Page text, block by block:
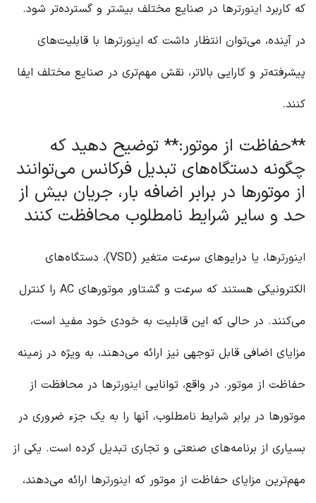
که کاربرد اینورترها در صنایع مختلف بیشتر و گسترده‌تر شود.
در آینده، می‌توان انتظار داشت که اینورترها با قابلیت‌های
پیشرفته‌تر و کارایی بالاتر، نقش مهم‌تری در صنایع مختلف ایفا
کنند.
**حفاظت از موتور:** توضیح دهید که
چگونه دستگاه‌های تبدیل فرکانس می‌توانند
از موتورها در برابر اضافه بار، جریان بیش از
حد و سایر شرایط نامطلوب محافظت کنند
اینورتر
ها، یا درایوهای سرعت متغیر (VSD)، دستگاه‌های
الکترونیکی هستند که سرعت و گشتاور موتورهای AC را کنترل
می‌کنند. در حالی که این قابلیت به خودی خود مفید است،
مزایای اضافی قابل توجهی نیز ارائه می‌دهند، به ویژه در زمینه
حفاظت از موتور. در واقع، توانایی اینورترها در محافظت از
موتورها در برابر شرایط نامطلوب، آنها را به یک جزء ضروری در
بسیاری از برنامه‌های صنعتی و تجاری تبدیل کرده است. یکی از
مهم‌ترین مزایای حفاظت از موتور که اینورترها ارائه می‌دهند،